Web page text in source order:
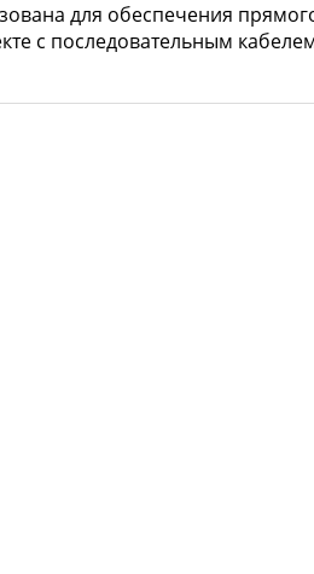
для обеспечения
с последовательным